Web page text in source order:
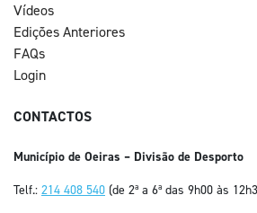
Vídeos
Edições Anteriores
FAQs
Login
CONTACTOS
Município de Oeiras – Divisão de Desporto
Telf.: 214 408 540 (de 2ª a 6ª das 9h00 às